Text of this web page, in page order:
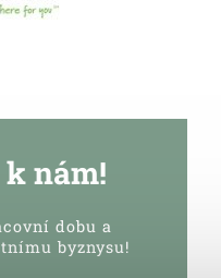
nám!
dobu a
byznysu!